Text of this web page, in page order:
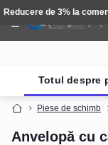
Piese de schimb
Anvelopă cu
Totul despre